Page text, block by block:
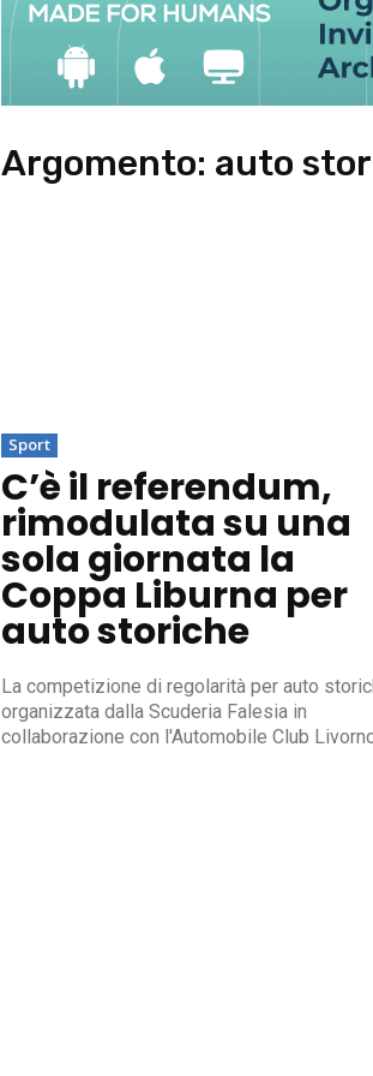
Argomento: auto
Sport
C’è il referendum,
rimodulata su una
sola giornata la
Coppa Liburna per
auto storiche
La competizione di regolarità per auto
organizzata dalla Scuderia Falesia in
collaborazione con l'Automobile Club